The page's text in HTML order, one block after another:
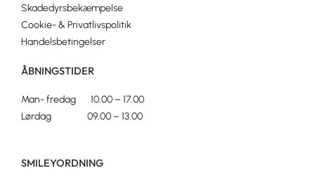
Skadedyrsbekæmpelse
Cookie- & Privatlivspolitik
Handelsbetingelser
ÅBNINGSTIDER
Man- fredag 10.00 – 17.00
Lørdag 09.00 – 13.00
SMILEYORDNING